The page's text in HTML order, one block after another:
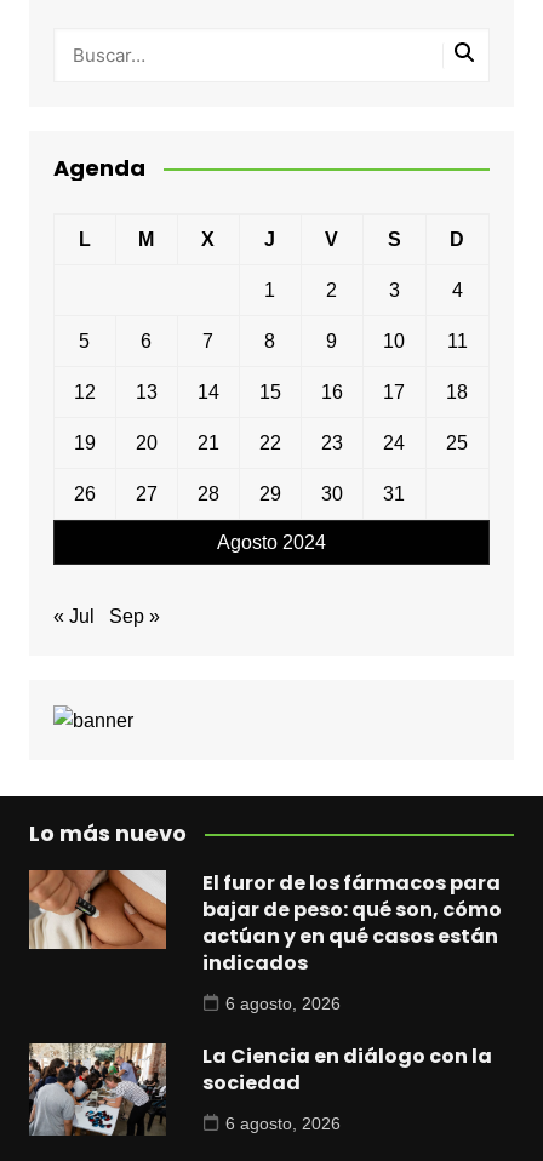
Agenda
Agosto 2024
L M X J V S D
1 2 3 4
5 6 7 8 9 10 11
12 13 14 15 16 17 18
19 20 21 22 23 24 25
26 27 28 29 30 31
« Jul Sep »
Lo más nuevo
El furor de los fármacos para
bajar de peso: qué son, cómo
actúan y en qué casos están
indicados
6 agosto, 2026
La Ciencia en diálogo con la
sociedad
6 agosto, 2026